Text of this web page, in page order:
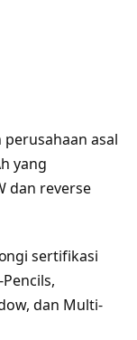
asal
yang
dan reverse
sertifikasi
dan Multi-